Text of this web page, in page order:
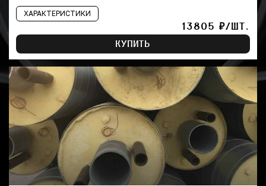
ХАРАКТЕРИСТИКИ
13805 ₽/ШТ.
КУПИТЬ